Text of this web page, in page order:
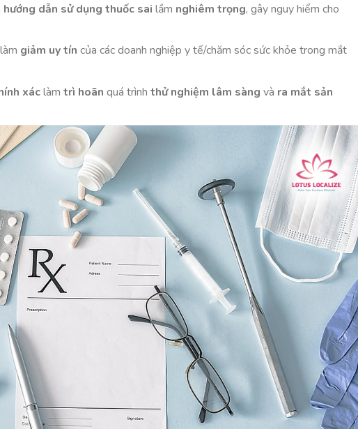
hướng dẫn sử dụng thuốc sai lầm nghiêm trọng, gây nguy hiểm cho
giảm uy tín của các doanh nghiệp y tế/chăm sóc sức khỏe trong mắt
xáclàm trì hoãn quá trình thử nghiệm lâm sàng và ra mắt sản